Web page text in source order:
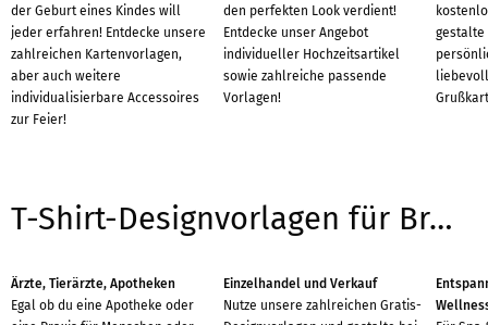
der Geburt eines Kindes will
jeder erfahren! Entdecke unsere
zahlreichen Kartenvorlagen,
aber auch weitere
individualisierbare Accessoires
zur Feier!
den perfekten Look verdient!
Entdecke unser Angebot
individueller Hochzeitsartikel
sowie zahlreiche passende
Vorlagen!
gestalte
T-Shirt-Designvorlagen für Branchen
Ärzte, Tierärzte, Apotheken
Egal ob du eine Apotheke oder
Einzelhandel und Verkauf
Nutze unsere zahlreichen Gratis-